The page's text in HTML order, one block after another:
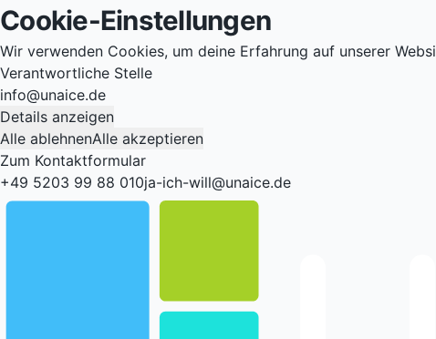
Cookie-Einstellungen
Wir verwenden Cookies, um deine Erfahrung auf unserer
Verantwortliche Stelle
info@unaice.de
Details anzeigen
Alle ablehnenAlle akzeptieren
Zum Kontaktformular
+49 5203 99 88 010ja-ich-will@unaice.de